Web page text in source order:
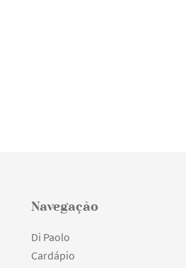
Navegação
Di Paolo
Cardápio